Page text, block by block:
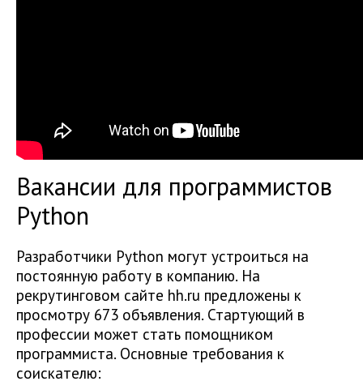
Вакансии для программистов
Python
Разработчики Python могут устроиться на
постоянную работу в компанию. На
рекрутинговом сайте hh.ru предложены к
просмотру 673 объявления. Стартующий в
профессии может стать помощником
программиста. Основные требования к
соискателю: